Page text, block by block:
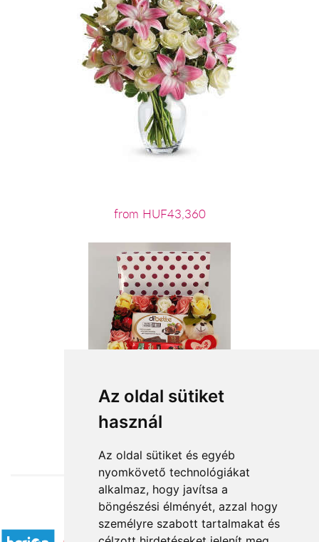
Az oldal sütiket
használ
Az oldal sütiket és egyéb
nyomkövető technológiákat
alkalmaz, hogy javítsa a
böngészési élményét, azzal hogy
személyre szabott tartalmakat és
from HUF43,360
from HUF15,584
Accepted payment methods